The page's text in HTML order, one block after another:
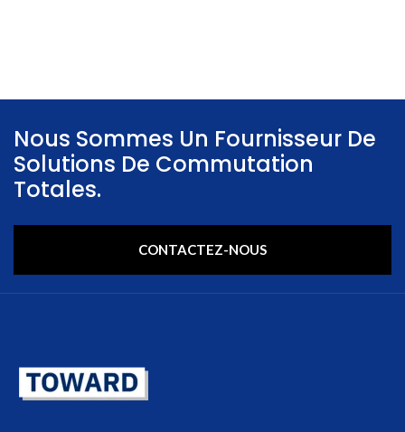
Nous Sommes Un Fournisseur De
Solutions De Commutation
Totales.
CONTACTEZ-NOUS